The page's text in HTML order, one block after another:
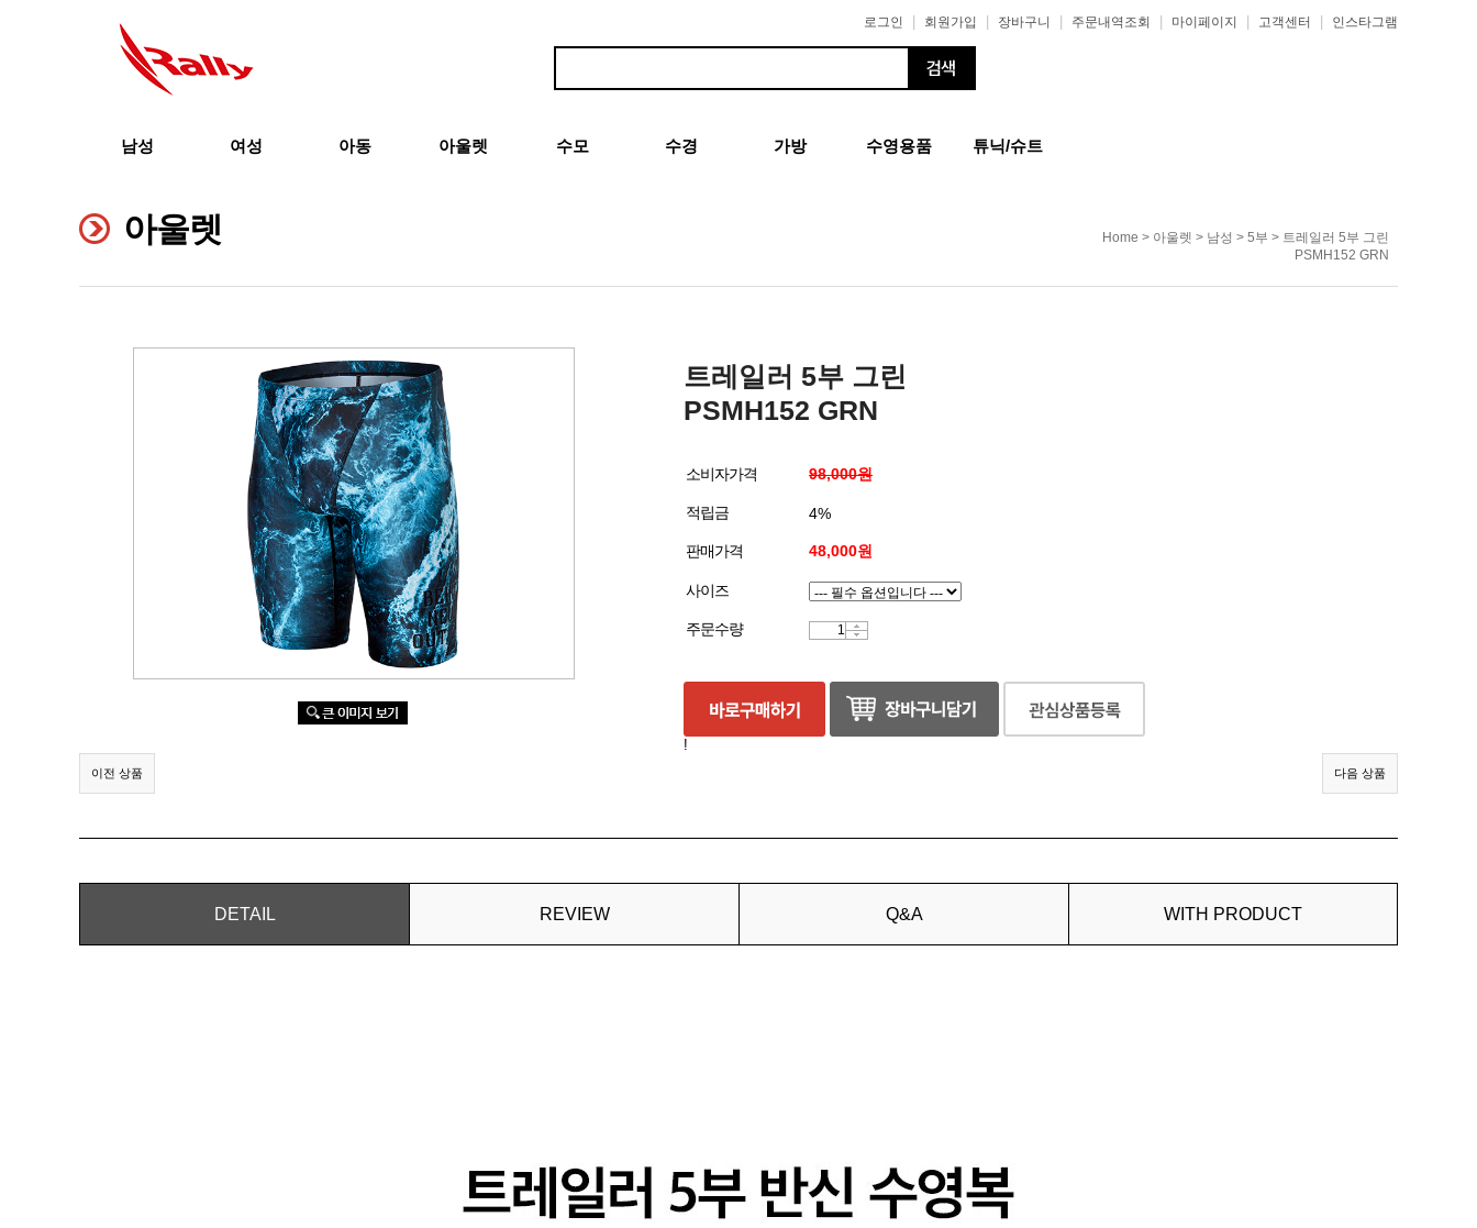
로그인 회원가입 장바구니 주문내역조회 마이페이지 고객센터 인스타그램
남성 여성 아동 아울렛 수모 수경 가방 수영용품 튜닉/슈트
아울렛 Home > 아울렛 > 남성 > 5부 > 트레일러 5부 그린
PSMH152 GRN
트레일러 5부 그린
PSMH152 GRN
소비자가격 98,000원
적립금 4%
판매가격 48,000원
사이즈
주문수량
!
이전 상품 다음 상품
DETAIL REVIEW Q&A WITH PRODUCT